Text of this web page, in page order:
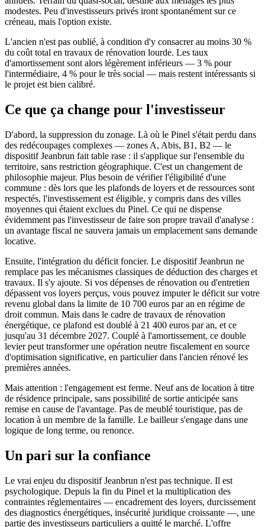
modestes. Peu d'investisseurs privés iront spontanément sur ce
créneau, mais l'option existe.
L'ancien n'est pas oublié, à condition d'y consacrer au moins 30 %
du coût total en travaux de rénovation lourde. Les taux
d'amortissement sont alors légèrement inférieurs — 3 % pour
l'intermédiaire, 4 % pour le très social — mais restent intéressants si
le projet est bien calibré.
Ce que ça change pour l'investisseur
D'abord, la suppression du zonage. Là où le Pinel s'était perdu dans
des redécoupages complexes — zones A, Abis, B1, B2 — le
dispositif Jeanbrun fait table rase : il s'applique sur l'ensemble du
territoire, sans restriction géographique. C'est un changement de
philosophie majeur. Plus besoin de vérifier l'éligibilité d'une
commune : dès lors que les plafonds de loyers et de ressources sont
respectés, l'investissement est éligible, y compris dans des villes
moyennes qui étaient exclues du Pinel. Ce qui ne dispense
évidemment pas l'investisseur de faire son propre travail d'analyse :
un avantage fiscal ne sauvera jamais un emplacement sans demande
locative.
Ensuite, l'intégration du déficit foncier. Le dispositif Jeanbrun ne
remplace pas les mécanismes classiques de déduction des charges et
travaux. Il s'y ajoute. Si vos dépenses de rénovation ou d'entretien
dépassent vos loyers perçus, vous pouvez imputer le déficit sur votre
revenu global dans la limite de 10 700 euros par an en régime de
droit commun. Mais dans le cadre de travaux de rénovation
énergétique, ce plafond est doublé à 21 400 euros par an, et ce
jusqu'au 31 décembre 2027. Couplé à l'amortissement, ce double
levier peut transformer une opération neutre fiscalement en source
d'optimisation significative, en particulier dans l'ancien rénové les
premières années.
Mais attention : l'engagement est ferme. Neuf ans de location à titre
de résidence principale, sans possibilité de sortie anticipée sans
remise en cause de l'avantage. Pas de meublé touristique, pas de
location à un membre de la famille. Le bailleur s'engage dans une
logique de long terme, ou renonce.
Un pari sur la confiance
Le vrai enjeu du dispositif Jeanbrun n'est pas technique. Il est
psychologique. Depuis la fin du Pinel et la multiplication des
contraintes réglementaires — encadrement des loyers, durcissement
des diagnostics énergétiques, insécurité juridique croissante —, une
partie des investisseurs particuliers a quitté le marché. L'offre